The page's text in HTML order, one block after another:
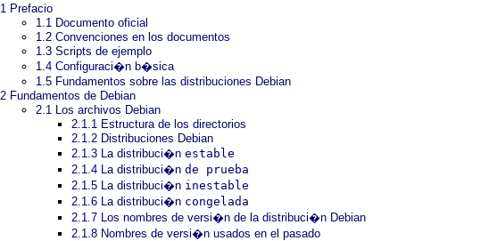
1 Prefacio
1.1 Documento oficial
1.2 Convenciones en los documentos
1.3 Scripts de ejemplo
1.4 Configuraci�n b�sica
1.5 Fundamentos sobre las distribuciones Debian
2 Fundamentos de Debian
2.1 Los archivos Debian
2.1.1 Estructura de los directorios
2.1.2 Distribuciones Debian
2.1.3 La distribuci�n estable
2.1.4 La distribuci�n de prueba
2.1.5 La distribuci�n inestable
2.1.6 La distribuci�n congelada
2.1.7 Los nombres de versi�n de la distribuci�n Debian
2.1.8 Nombres de versi�n usados en el pasado